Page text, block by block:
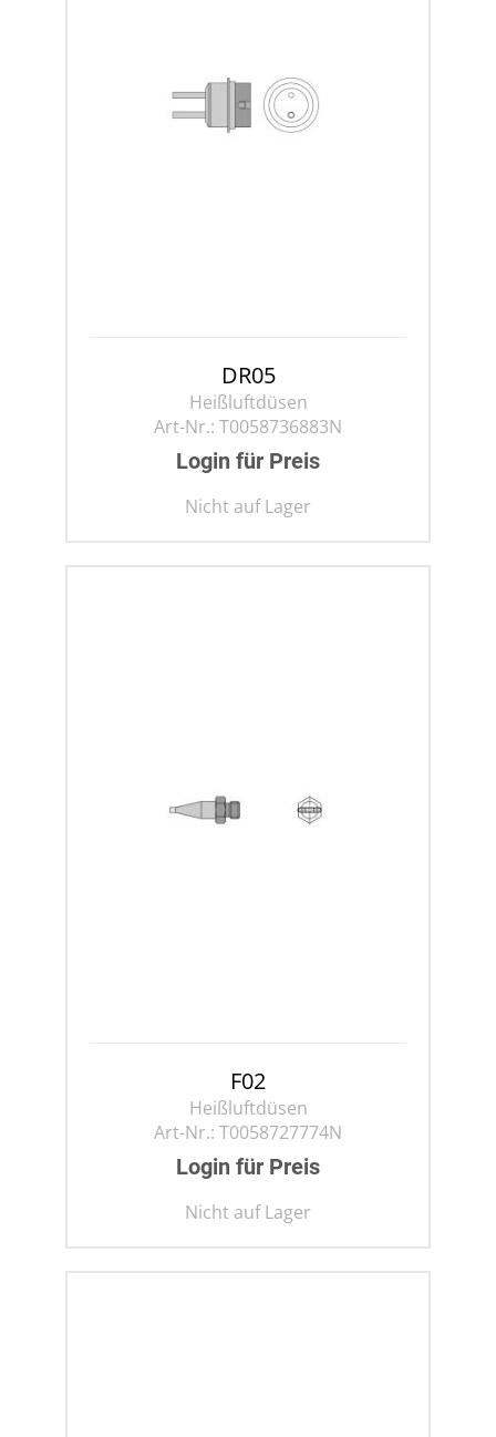
DR05
Heißluftdüsen
Art-Nr.: T0058736883N
Login für Preis
Nicht auf Lager
F02
Heißluftdüsen
Art-Nr.: T0058727774N
Login für Preis
Nicht auf Lager